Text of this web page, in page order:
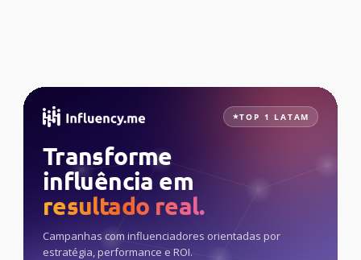
TOP 1 LATAM
Transforme
influência em
resultado real.
Campanhas com influenciadores orientadas por
estratégia, performance e ROI.